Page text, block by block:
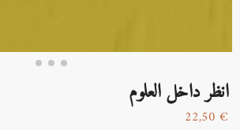
انظر داخل العلوم
22,50 €